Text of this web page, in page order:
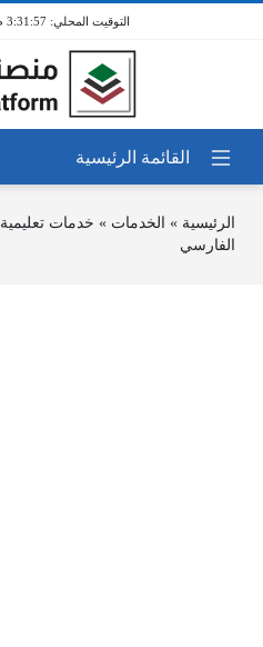
3:31:57 م / 7 أغسطس 2026
الرئيسية » الخدمات » خدمات تعليمية
الفارسي